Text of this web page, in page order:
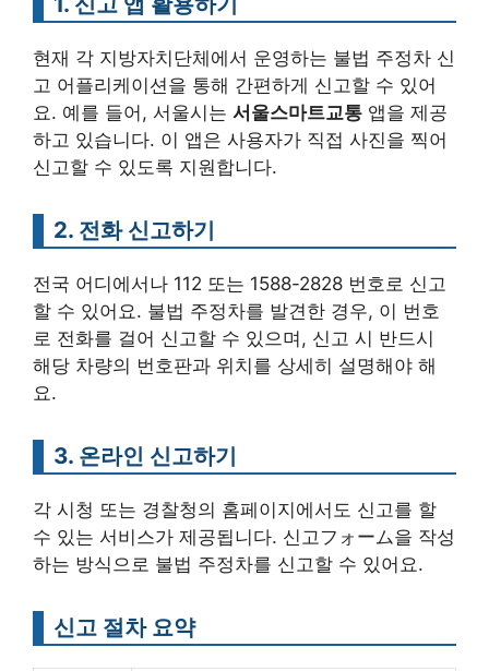
현재 각 지방자치단체에서 운영하는 불법 주정차 신
고 어플리케이션을 통해 간편하게 신고할 수 있어
요. 예를 들어, 서울시는 서울스마트교통 앱을 제공
하고 있습니다. 이 앱은 사용자가 직접 사진을 찍어
신고할 수 있도록 지원합니다.
2. 전화 신고하기
전국 어디에서나 112 또는 1588-2828 번호로 신고
할 수 있어요. 불법 주정차를 발견한 경우, 이 번호
로 전화를 걸어 신고할 수 있으며, 신고 시 반드시
해당 차량의 번호판과 위치를 상세히 설명해야 해
요.
3. 온라인 신고하기
각 시청 또는 경찰청의 홈페이지에서도 신고를 할
수 있는 서비스가 제공됩니다. 신고フォーム을 작성
하는 방식으로 불법 주정차를 신고할 수 있어요.
신고 절차 요약